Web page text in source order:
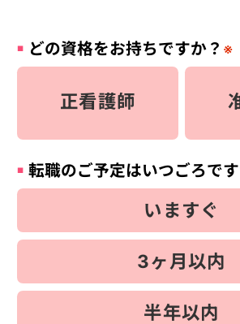
どの資格をお持ちですか？ ※
正看護師
転職のご予定はいつごろです
いますぐ
3ヶ月以内
半年以内